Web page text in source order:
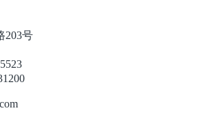
203号